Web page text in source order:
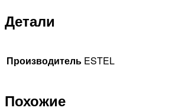
Детали
Производитель ESTEL
Похожие